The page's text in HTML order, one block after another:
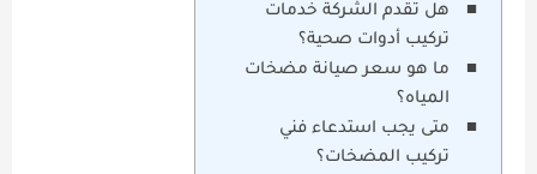
هل تقدم الشركة خدمات
تركيب أدوات صحية؟
ما هو سعر صيانة مضخات
المياه؟
متى يجب استدعاء فني
تركيب المضخات؟